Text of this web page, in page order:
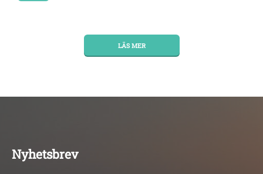
LÄS MER
Nyhetsbrev